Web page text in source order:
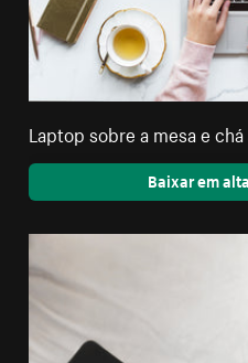
Laptop sobre a mesa e
Baixar em